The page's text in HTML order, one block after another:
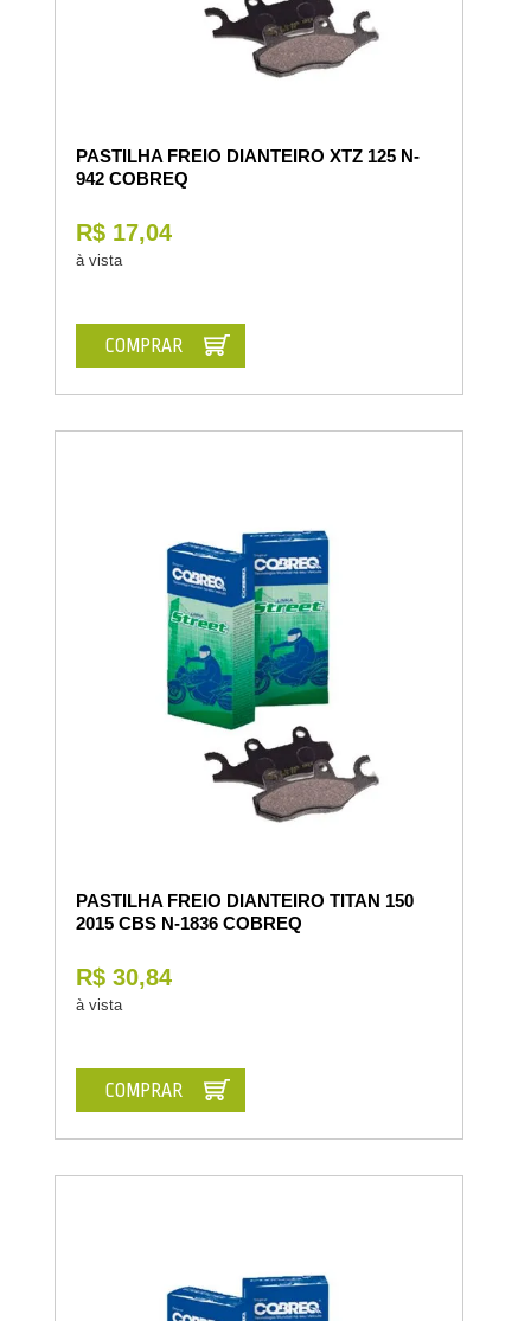
PASTILHA FREIO DIANTEIRO XTZ 125 N-
942 COBREQ
R$ 17,04
à vista
COMPRAR
PASTILHA FREIO DIANTEIRO TITAN 150
2015 CBS N-1836 COBREQ
R$ 30,84
à vista
COMPRAR